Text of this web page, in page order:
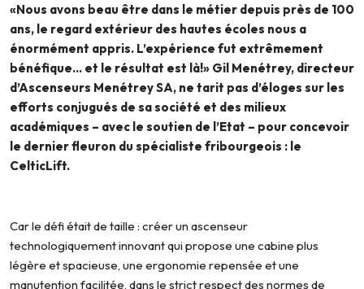
«Nous avons beau être dans le métier depuis près de 100
ans, le regard extérieur des hautes écoles nous a
énormément appris. L’expérience fut extrêmement
bénéfique… et le résultat est là!» Gil Menétrey, directeur
d’Ascenseurs Menétrey SA, ne tarit pas d’éloges sur les
efforts conjugués de sa société et des milieux
académiques – avec le soutien de l’Etat – pour concevoir
le dernier fleuron du spécialiste fribourgeois : le
CelticLift.
Car le défi était de taille : créer un ascenseur
technologiquement innovant qui propose une cabine plus
légère et spacieuse, une ergonomie repensée et une
manutention facilitée, dans le strict respect des normes de